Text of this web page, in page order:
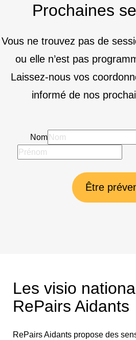
Prochaines
Vous ne trouvez pas de
ou elle n’est pas
Laissez-nous vos
informé de nos
Nom
Être
Les visio
RePairs Aidants
RePairs Aidants propose des